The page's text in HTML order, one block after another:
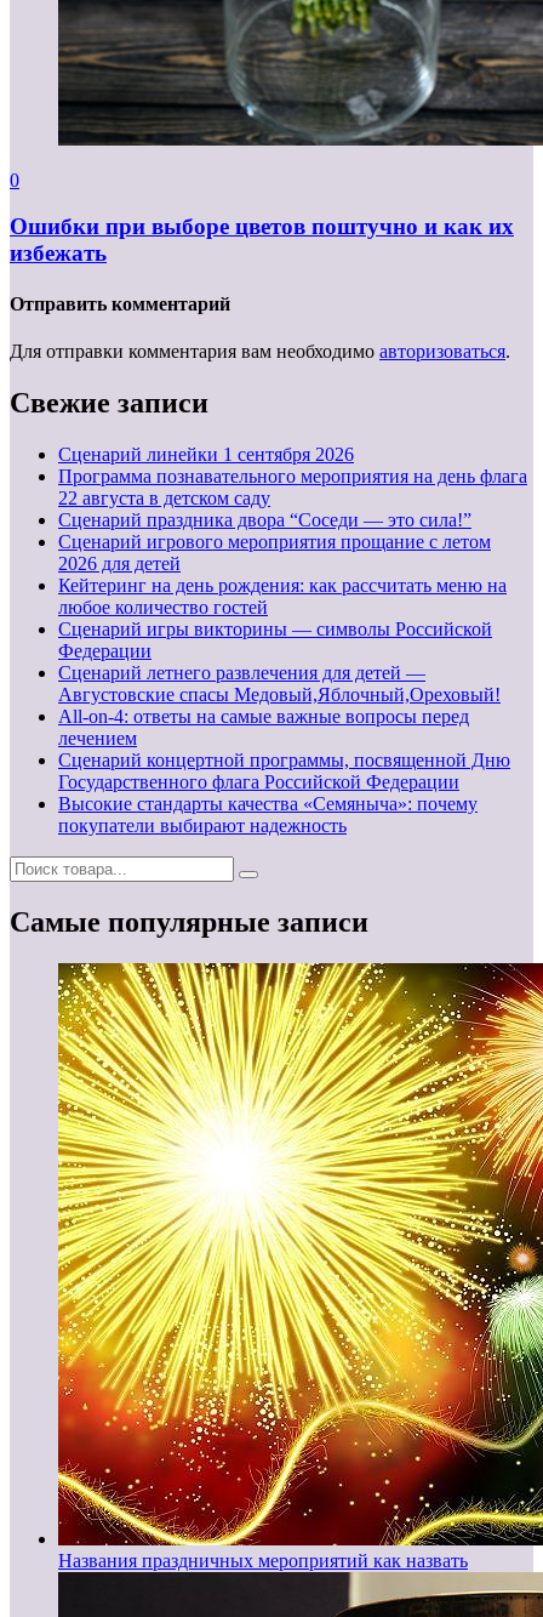
0
Ошибки при выборе цветов поштучно и как их
избежать
Отправить комментарий
Для отправки комментария вам необходимо авторизоваться.
Свежие записи
Cценарий линейки 1 сентября 2026
Программа познавательного мероприятия на день флага
22 августа в детском саду
Сценарий праздника двора “Соседи — это сила!”
Сценарий игрового мероприятия прощание с летом
2026 для детей
Кейтеринг на день рождения: как рассчитать меню на
любое количество гостей
Сценарий игры викторины — символы Российской
Федерации
Сценарий летнего развлечения для детей —
Августовские спасы Медовый,Яблочный,Ореховый!
All-on-4: ответы на самые важные вопросы перед
лечением
Сценарий концертной программы, посвященной Дню
Государственного флага Российской Федерации
Высокие стандарты качества «Семяныча»: почему
покупатели выбирают надежность
Самые популярные записи
Названия праздничных мероприятий как назвать